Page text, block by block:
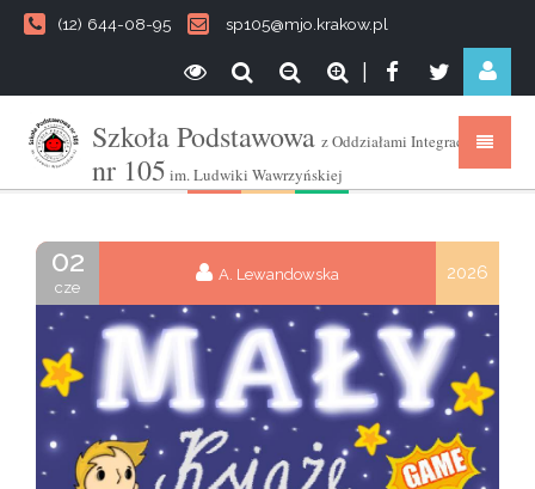
(12) 644-08-95 sp105@mjo.krakow.pl
Szkoła Podstawowa z Oddziałami Integracyjnymi
nr 105 im. Ludwiki Wawrzyńskiej
02
cze
A. Lewandowska 2026